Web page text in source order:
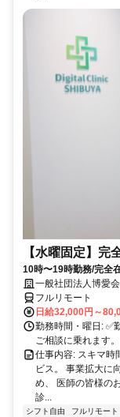
【水曜固定】完
10時〜19時勤務/完全
業務一般社団法人博愛会
フルリモート
日給32,000円～
勤務時間・曜日: ✅
ご相談に乗れます。
仕事内容: スキマ時
ビス。 事業拡大に
め、 医師の皆様の
診...
シフト自由 フルリモート